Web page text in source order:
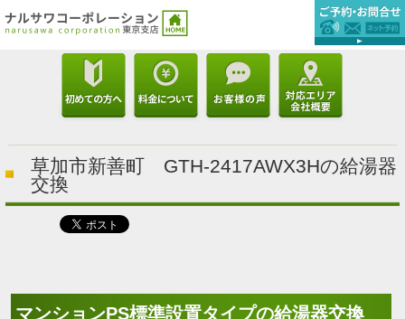
草加市新善町 GTH-2417AWX3Hの給湯器
交換
マンションPS標準設置タイプの給湯器交換